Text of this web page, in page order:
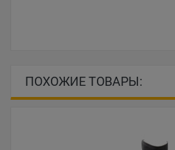
ПОХОЖИЕ ТОВАРЫ: